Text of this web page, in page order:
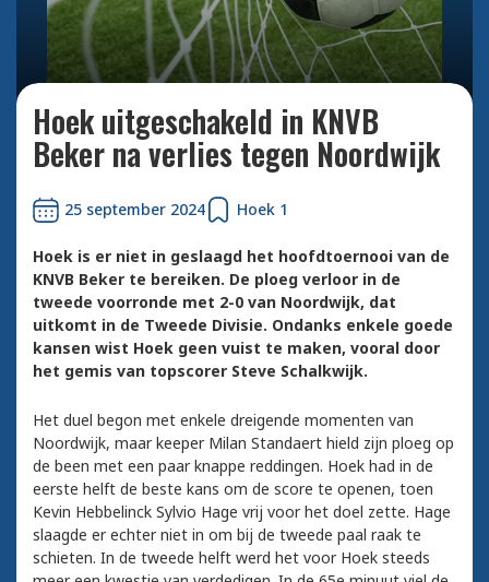
Bekijk alle foto's
Hoek uitgeschakeld in KNVB
Beker na verlies tegen Noordwijk
25 september 2024 Hoek 1
Hoek is er niet in geslaagd het hoofdtoernooi van de
KNVB Beker te bereiken. De ploeg verloor in de
tweede voorronde met 2-0 van Noordwijk, dat
uitkomt in de Tweede Divisie. Ondanks enkele goede
kansen wist Hoek geen vuist te maken, vooral door
het gemis van topscorer Steve Schalkwijk.
Het duel begon met enkele dreigende momenten van
Noordwijk, maar keeper Milan Standaert hield zijn ploeg op
de been met een paar knappe reddingen. Hoek had in de
eerste helft de beste kans om de score te openen, toen
Kevin Hebbelinck Sylvio Hage vrij voor het doel zette. Hage
slaagde er echter niet in om bij de tweede paal raak te
schieten. In de tweede helft werd het voor Hoek steeds